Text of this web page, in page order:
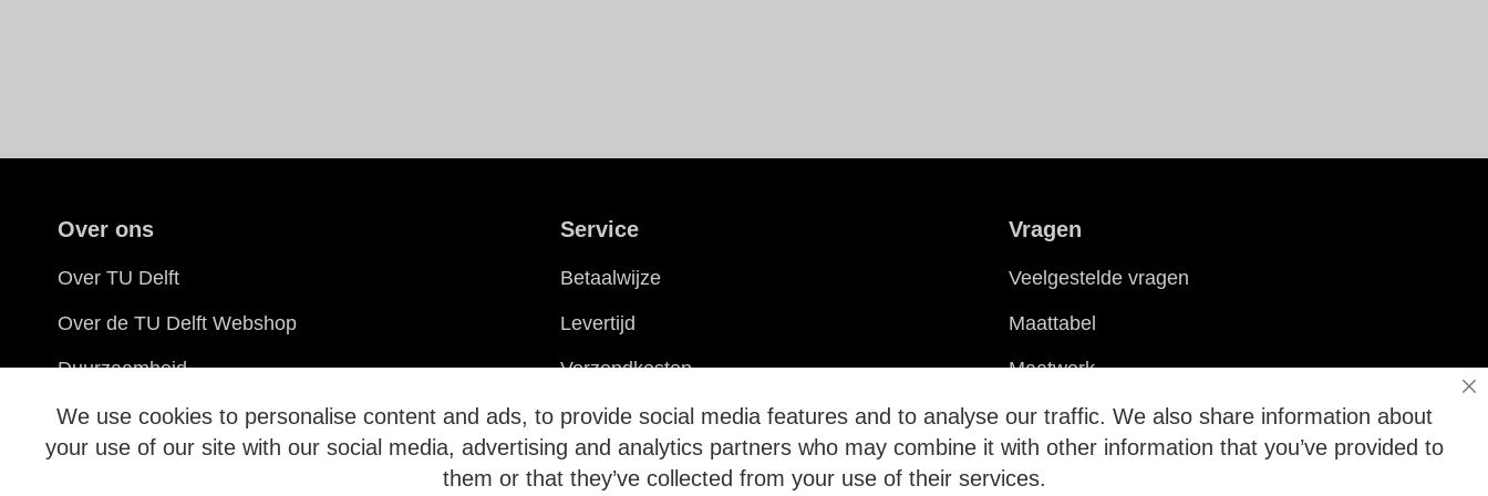
Over ons
Over TU Delft
Over de TU Delft Webshop
Duurzaamheid
Verkooppunten
Service
Betaalwijze
Levertijd
Verzendkosten
Ruilen & retourneren
Vragen
Veelgestelde vragen
Maattabel
Maatwerk
Contact
We use cookies to personalise content and ads, to provide social media features and to analyse our traffic. We also share information about
your use of our site with our social media, advertising and analytics partners who may combine it with other information that you’ve provided to
them or that they’ve collected from your use of their services.